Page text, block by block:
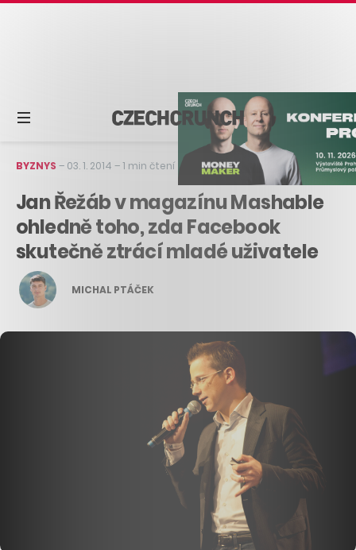
BYZNYS – 03. 1. 2014 –1 min čtení
Jan Řežáb v magazínu Mashable
ohledně toho, zda Facebook
skutečně ztrácí mladé uživatele
MICHAL PTÁČEK